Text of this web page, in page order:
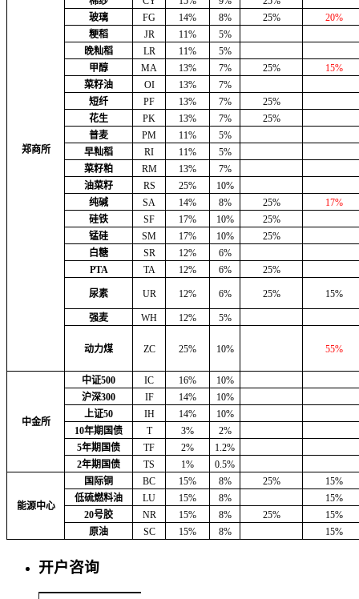
郑商所
玻璃
FG 14% 8% 25%
20%
粳稻
JR 11%
5%
晚籼稻
LR 11%
5%
甲醇
MA 13% 7% 25%
15%
菜籽油
OI 13%
7%
短纤
PF 13% 7%
25%
花生
PK 13% 7%
25%
普麦
PM 11%
5%
早籼稻
RI 11%
5%
菜籽粕
RM 13%
7%
油菜籽
RS 25%
10%
纯碱
SA 14% 8% 25%
17%
硅铁
SF 17% 10%
25%
锰硅
SM 17% 10%
25%
白糖
SR 12%
6%
PTA
TA 12% 6% 25%
尿素 UR 12% 6% 25% 15%
强麦 WH 12% 5%
动力煤 ZC 25% 10% 55%
中金所
中证500 IC 16%
10%
沪深300
IF 14%
10%
上证50
IH 14%
10%
10年期国债
T 3%
2%
5年期国债
TF 2%
1.2%
2年期国债
TS 1% 0.5%
能源中心
国际铜 BC 15% 8% 25%
15%
低硫燃料油
LU 15% 8%
15%
20号胶
NR 15% 8% 25%
15%
原油
SC 15% 8% 15%
开户咨询